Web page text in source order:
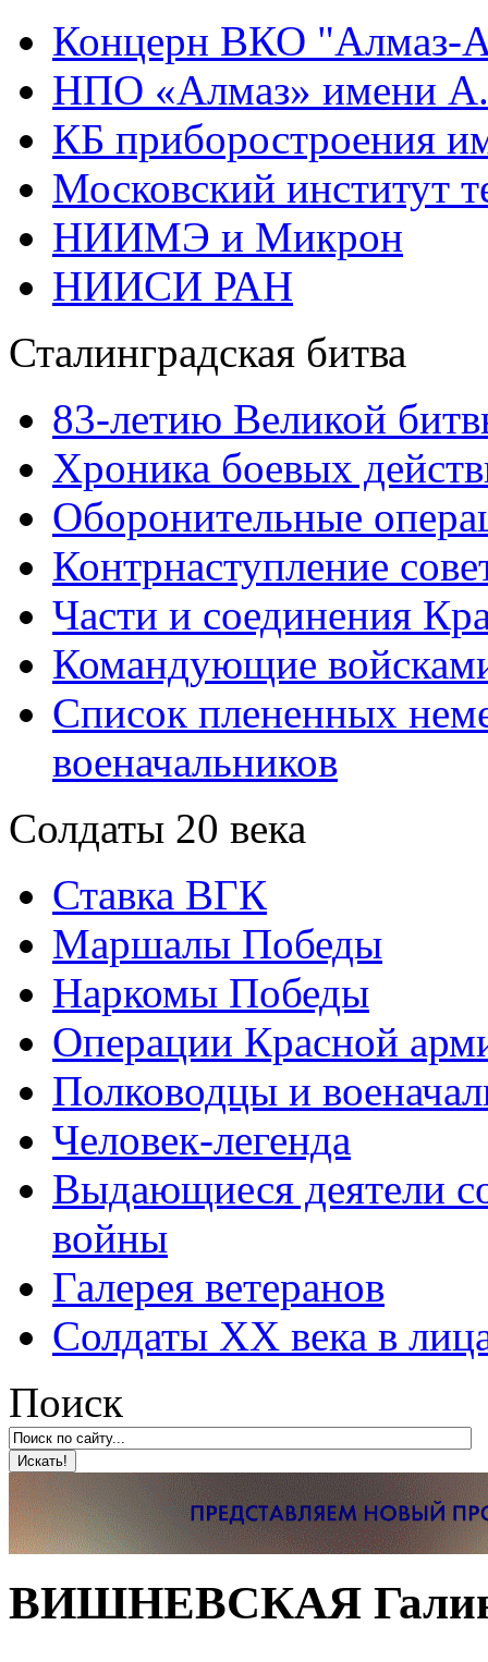
Концерн ВКО "Алмаз-
НПО «Алмаз» имени
КБ приборостроения
Московский институт
НИИМЭ и Микрон
НИИСИ РАН
Сталинградская битва
83-летию Великой
Хроника боевых
Оборонительные
Контрнаступление
Части и соединения
Командующие
Список плененных
военачальников
Солдаты 20 века
Ставка ВГК
Маршалы Победы
Наркомы Победы
Операции Красной
Полководцы и
Человек-легенда
Выдающиеся деятели
войны
Галерея ветеранов
Солдаты XX века в
Поиск
ВИШНЕВСКАЯ